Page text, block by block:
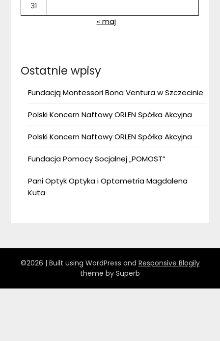
31
« maj
Ostatnie wpisy
Fundacją Montessori Bona Ventura w Szczecinie
Polski Koncern Naftowy ORLEN Spółka Akcyjna
Polski Koncern Naftowy ORLEN Spółka Akcyjna
Fundacja Pomocy Socjalnej „POMOST”
Pani Optyk Optyka i Optometria Magdalena
Kuta
©2026 | Built using WordPress and Responsive Blogily
theme by Superb